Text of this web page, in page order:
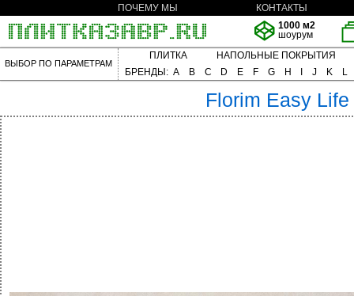
ПОЧЕМУ МЫ
КОНТАКТЫ
1000 м2
шоурум
ВЫБОР ПО ПАРАМЕТРАМ
ПЛИТКА
НАПОЛЬНЫЕ ПОКРЫТИЯ
БРЕНДЫ: A B C D E F G H J K L
Florim Easy Life